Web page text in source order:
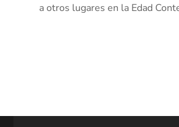
a otros lugares en la Edad